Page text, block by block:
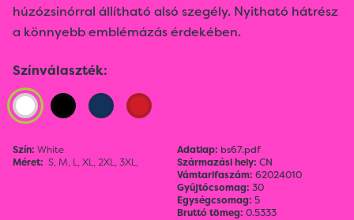
húzózsinórral állítható alsó szegély. Nyitható hátrész
a könnyebb emblémázás érdekében.
Színválaszték:
Szín: White
Méret: S, M, L,XL,2XL,3XL,
Adatlap: bs67.pdf
Származási hely: CN
Vámtarifaszám: 62024010
Gyűjtőcsomag: 30
Egységcsomag: 5
Bruttó tömeg: 0.5333